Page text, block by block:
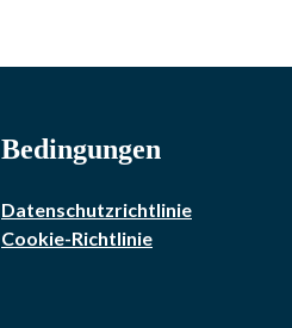
Bedingungen
Datenschutzrichtlinie
Cookie-Richtlinie